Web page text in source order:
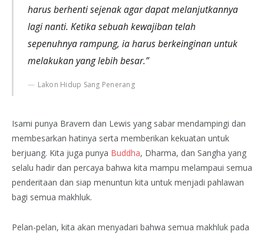
harus berhenti sejenak agar dapat melanjutkannya
lagi nanti. Ketika sebuah kewajiban telah
sepenuhnya rampung, ia harus berkeinginan untuk
melakukan yang lebih besar.”
Lakon Hidup Sang Penerang
Isami punya Bravern dan Lewis yang sabar mendampingi dan
membesarkan hatinya serta memberikan kekuatan untuk
berjuang. Kita juga punya Buddha, Dharma, dan Sangha yang
selalu hadir dan percaya bahwa kita mampu melampaui semua
penderitaan dan siap menuntun kita untuk menjadi pahlawan
bagi semua makhluk.
Pelan-pelan, kita akan menyadari bahwa semua makhluk pada